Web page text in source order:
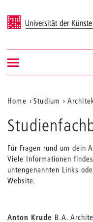
Universität der Künste Berlin
Navigation
Suche
Navigation
ein-/ausblenden
Aktuelle
Position
auf
der
Webseite
Home Studium
Für Fragen rund um dein
Viele Informationen
untengenannten Links
Website.
Anton Krude B.A.